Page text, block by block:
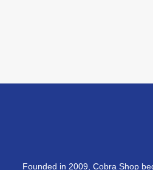
Founded in 2009, Cobra Shop